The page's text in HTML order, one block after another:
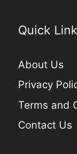
Quick
About Us
Privacy
Terms and
Contact Us